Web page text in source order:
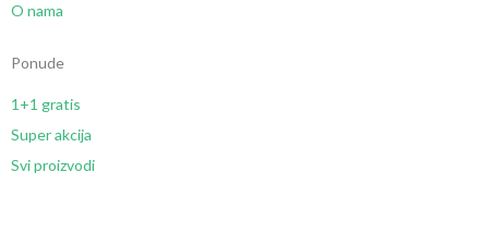
O nama
Ponude
1+1 gratis
Super akcija
Svi proizvodi